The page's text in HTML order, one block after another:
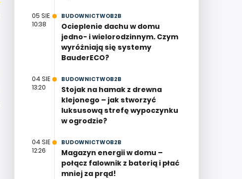
05 SIE
10:38
BUDOWNICTWOB2B
Ocieplenie dachu w domu
jedno- i wielorodzinnym. Czym
wyróżniają się systemy
BauderECO?
04 SIE
13:20
BUDOWNICTWOB2B
Stojak na hamak z drewna
klejonego – jak stworzyć
luksusową strefę wypoczynku
w ogrodzie?
04 SIE
12:26
BUDOWNICTWOB2B
Magazyn energii w domu –
połącz falownik z baterią i płać
mniej za prąd!